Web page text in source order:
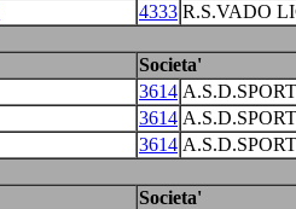
4333 R.S.VADO
Societa'
3614
3614
3614
Societa'